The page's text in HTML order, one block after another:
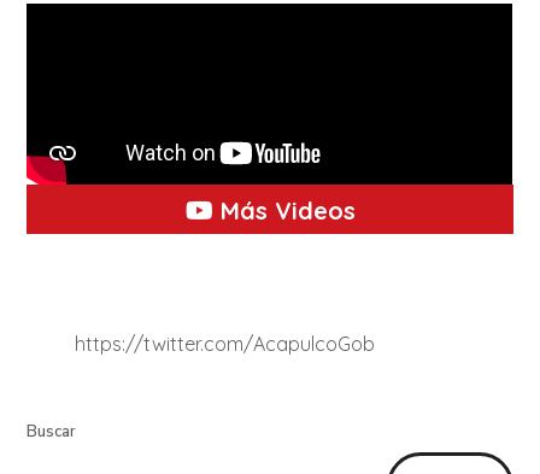
Más Videos
https://twitter.com/AcapulcoGob
Buscar